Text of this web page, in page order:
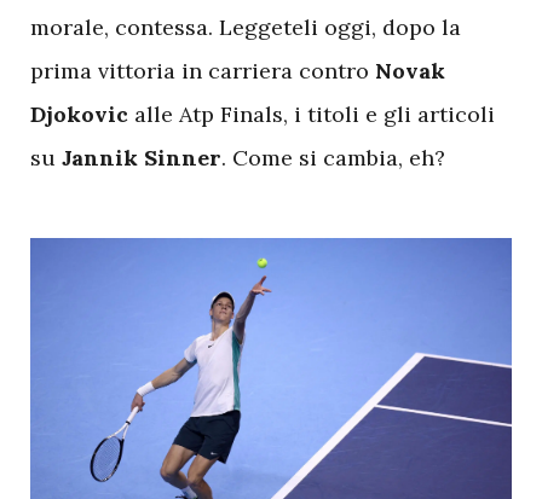
morale, contessa. Leggeteli oggi, dopo la
prima vittoria in carriera contro Novak
Djokovic alle Atp Finals, i titoli e gli articoli
su Jannik Sinner. Come si cambia, eh?